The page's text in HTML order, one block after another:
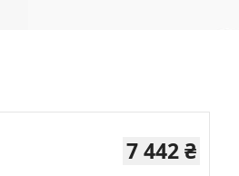
7 442 ₴